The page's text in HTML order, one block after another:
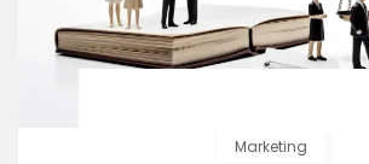
Marketing